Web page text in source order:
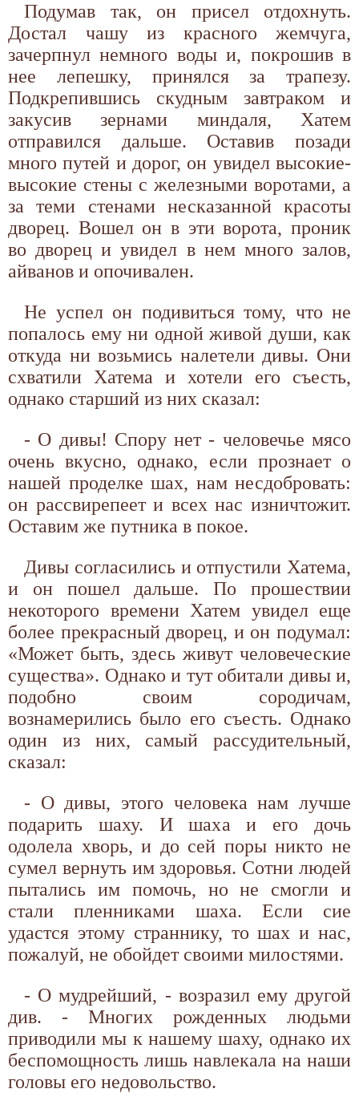
Подумав так, он присел отдохнуть.
Достал чашу из красного жемчуга,
зачерпнул немного воды и, покрошив в
нее лепешку, принялся за трапезу.
Подкрепившись скудным завтраком и
закусив зернами миндаля, Хатем
отправился дальше. Оставив позади
много путей и дорог, он увидел высокие-
высокие стены с железными воротами, а
за теми стенами несказанной красоты
дворец. Вошел он в эти ворота, проник
во дворец и увидел в нем много залов,
айванов и опочивален.
Не успел он подивиться тому, что не
попалось ему ни одной живой души, как
откуда ни возьмись налетели дивы. Они
схватили Хатема и хотели его съесть,
однако старший из них сказал:
- О дивы! Спору нет - человечье мясо
очень вкусно, однако, если прознает о
нашей проделке шах, нам несдобровать:
он рассвирепеет и всех нас изничтожит.
Оставим же путника в покое.
Дивы согласились и отпустили Хатема,
и он пошел дальше. По прошествии
некоторого времени Хатем увидел еще
более прекрасный дворец, и он подумал:
«Может быть, здесь живут человеческие
существа». Однако и тут обитали дивы и,
подобно своим сородичам,
вознамерились было его съесть. Однако
один из них, самый рассудительный,
сказал:
- О дивы, этого человека нам лучше
подарить шаху. И шаха и его дочь
одолела хворь, и до сей поры никто не
сумел вернуть им здоровья. Сотни людей
пытались им помочь, но не смогли и
стали пленниками шаха. Если сие
удастся этому страннику, то шах и нас,
пожалуй, не обойдет своими милостями.
- О мудрейший, - возразил ему другой
див. - Многих рожденных людьми
приводили мы к нашему шаху, однако их
беспомощность лишь навлекала на наши
головы его недовольство.